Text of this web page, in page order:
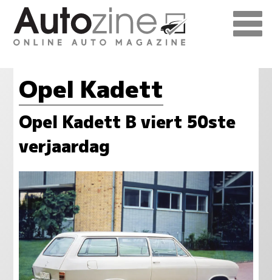
Opel Kadett
Opel Kadett B viert 50ste
verjaardag